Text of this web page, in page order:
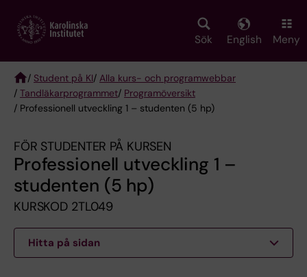
main
Sök English Meny
Breadcrumb
/ Student på KI/ Alla kurs- och programwebbar
/ Tandläkarprogrammet/ Programöversikt
/ Professionell utveckling 1 – studenten (5 hp)
FÖR STUDENTER PÅ KURSEN
Professionell utveckling 1 –
studenten (5 hp)
KURSKOD 2TL049
Hitta på sidan